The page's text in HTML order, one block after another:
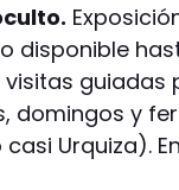
disponible
guiadas
domingos y
casi Urquiza).